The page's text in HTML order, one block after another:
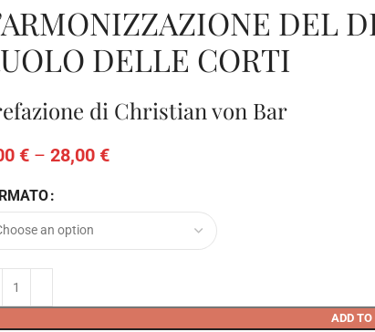
DEL
DELLE CORTI
di Christian von Bar
€ – 28,00 €
ADD